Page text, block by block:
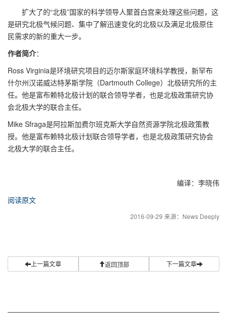
扩大了的“北极”国家的科学领导人聚首白宫来处理这些问题，这
是研究北极气候问题、集中了解迅速变化的北极以及满足北极原住
民需求的新的重大一步。
作者简介：
Ross Virginia是环境研究项目的迈尔斯家庭环境科学教授，新罕布
什尔州汉诺威达特茅斯学院（Dartmouth College）北极研究所的主
任。他是富布赖特北极计划的联合领导学者，也是北极政策研究协
会北极大学的联合主任。
Mike Sfraga是阿拉斯加费尔班克斯大学自然资源学院北极政策教
授。他是富布赖特北极计划联合领导学者，也是北极政策研究协会
北极大学的联合主任。
编译：李晓伟
阅读原文
2016-09-29 来源：News Deeply
上一篇文章 返回顶部 下一篇文章